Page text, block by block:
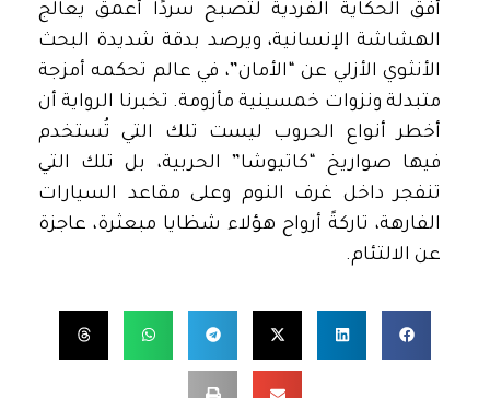
أفق الحكاية الفردية لتصبح سردًا أعمق يعالج
الهشاشة الإنسانية، ويرصد بدقة شديدة البحث
الأنثوي الأزلي عن “الأمان”، في عالم تحكمه أمزجة
متبدلة ونزوات خمسينية مأزومة. تخبرنا الرواية أن
أخطر أنواع الحروب ليست تلك التي تُستخدم
فيها صواريخ “كاتيوشا” الحربية، بل تلك التي
تنفجر داخل غرف النوم وعلى مقاعد السيارات
الفارهة، تاركةً أرواح هؤلاء شظايا مبعثرة، عاجزة
عن الالتئام.